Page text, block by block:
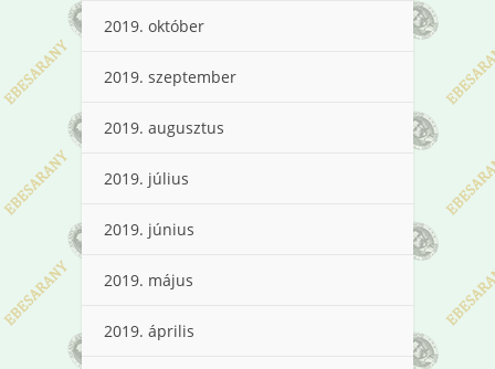
2019. október
2019. szeptember
2019. augusztus
2019. július
2019. június
2019. május
2019. április